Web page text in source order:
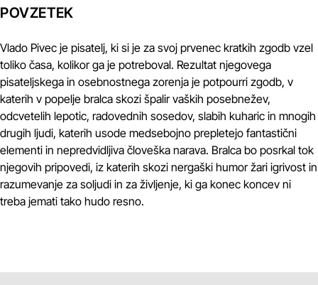
POVZETEK
Vlado Pivec je pisatelj, ki si je za svoj prvenec kratkih zgodb vzel
toliko časa, kolikor ga je potreboval. Rezultat njegovega
pisateljskega in osebnostnega zorenja je potpourri zgodb, v
katerih v popelje bralca skozi špalir vaških posebnežev,
odcvetelih lepotic, radovednih sosedov, slabih kuharic in mnogih
drugih ljudi, katerih usode medsebojno prepletejo fantastični
elementi in nepredvidljiva človeška narava. Bralca bo posrkal tok
njegovih pripovedi, iz katerih skozi nergaški humor žari igrivost in
razumevanje za soljudi in za življenje, ki ga konec koncev ni
treba jemati tako hudo resno.